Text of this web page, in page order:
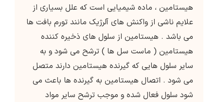
هیستامین ، ماده شیمیایی است که علل بسیاری از
علایم ناشی از واکنش های آلرژیک مانند تورم بافت ها
می باشد . هیستامین از سلول های ذخیره کننده
هیستامین ( ماست سل ها ) ترشح می شود و به
سایر سلول هایی که گیرنده هیستامین دارند متصل
می شود . اتصال هیستامین به گیرنده ها باعث می
شود سلول فعال شده و موجب ترشح سایر مواد